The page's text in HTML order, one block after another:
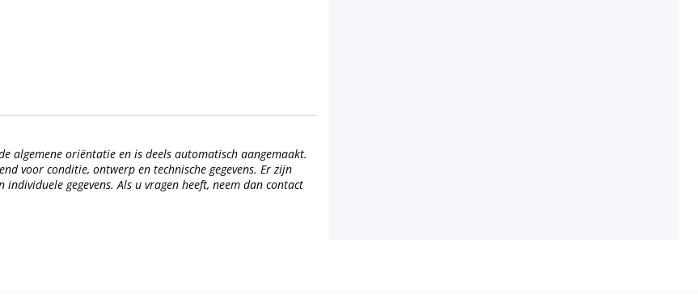
algemene oriëntatie en is deels automatisch aangemaakt.
voor conditie, ontwerp en technische gegevens. Er zijn
gegevens. Als u vragen heeft, neem dan contact